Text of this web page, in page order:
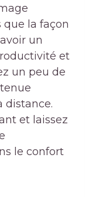
que la façon
un
et
un peu de
distance.
et laissez
le confort